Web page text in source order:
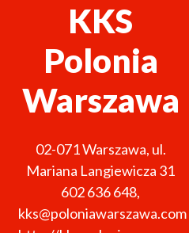
KKS
Polonia
Warszawa
02-071Warszawa, ul.
Mariana Langiewicza 31
602 636 648,
kks@poloniawarszawa.com